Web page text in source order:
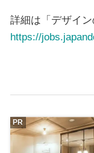
詳細は「デザイ
https://
PR